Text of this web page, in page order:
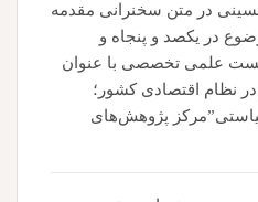
در متن سخنرانی مقدمه
در یکصد و پنجاه و
علمی تخصصی با عنوان
نظام اقتصادی کشور؛
پژوهش‌های